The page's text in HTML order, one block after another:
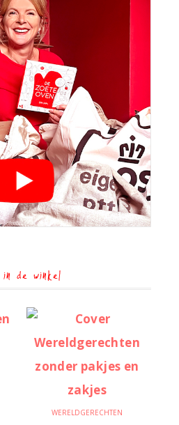
in de winkel
WERELDGERECHTEN